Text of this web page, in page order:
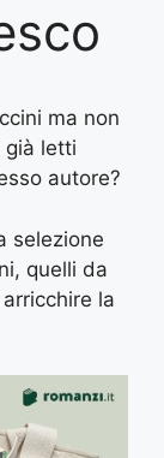
ma non
già letti
autore?
selezione
quelli da
la